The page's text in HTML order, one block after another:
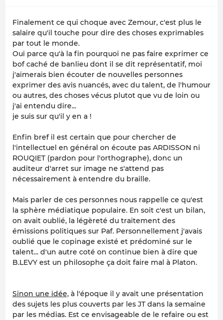
Finalement ce qui choque avec Zemour, c'est plus le
salaire qu'il touche pour dire des choses exprimables
par tout le monde.
Oui parce qu'à la fin pourquoi ne pas faire exprimer ce
bof caché de banlieu dont il se dit représentatif, moi
j'aimerais bien écouter de nouvelles personnes
exprimer des avis nuancés, avec du talent, de l'humour
ou autres, des choses vécus plutot que vu de loin ou
j'ai entendu dire...
je suis sur qu'il y en a !
Enfin bref il est certain que pour chercher de
l'intellectuel en général on écoute pas ARDISSON ni
ROUQIET (pardon pour l'orthographe), donc un
auditeur d'arret sur image ne s'attend pas
nécessairement à entendre du braille.
Mais parler de ces personnes nous rappelle ce qu'est
la sphère médiatique populaire. En soit c'est un bilan,
on avait oublié, la légèreté du traitement des
émissions politiques sur Paf. Personnellement j'avais
oublié que le copinage existé et prédominé sur le
talent... d'un autre coté on continue bien à dire que
B.LEVY est un philosophe ça doit faire mal à Platon.
Sinon une idée, à l'époque il y avait une présentation
des sujets les plus couverts par les JT dans la semaine
par les médias. Est ce envisageable de le refaire ou est